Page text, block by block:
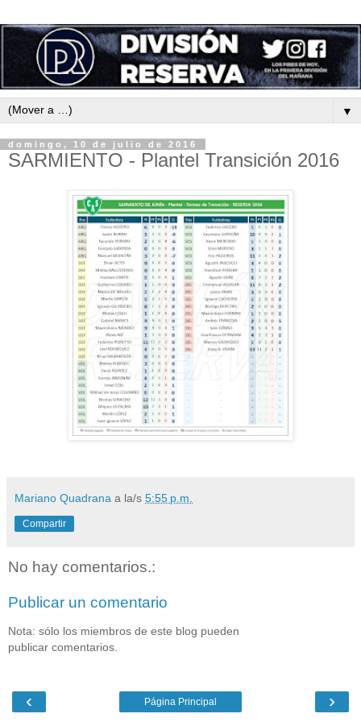
▼
domingo, 10 de julio de 2016
SARMIENTO - Plantel Transición 2016
Mariano Quadrana a la/s 5:55 p.m.
Compartir
No hay comentarios.:
Publicar un comentario
Nota: sólo los miembros de este blog pueden
publicar comentarios.
‹ ›
Página Principal